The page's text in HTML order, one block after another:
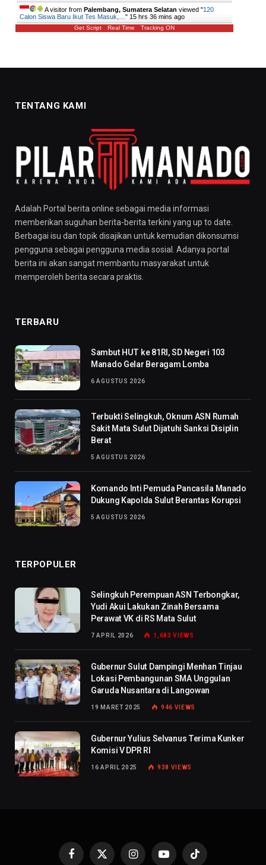
A visitor from Palembang, Sumatera Selatan viewed "120
Calon Siswa Baru Ikut Tes Masuk,… " 15 hrs 36 mins ago
Get Script Real Time Tracking ON
TENTANG KAMI
Adalah Portal berita online sebagai media informasi
memberikan suguhan berita-berita terkini yang up to date.
Berbagai isu dan topik disajikan untuk kemudian dikonsumsi
pengguna sebagai pengguna media sosial. Adanya portal
berita ini akan sangat membantu masyarakat untuk
memperoleh berita secara praktis.
TERBARU
Sambut HUT ke 81RI, SD Negeri 103
Manado Gelar Beragam Lomba
6 AGUSTUS 2026
Terbukti Selingkuh, Oknum ASN Rumah
Sakit Mata Sulut Dijatuhi Sanksi Disiplin
Berat
5 AGUSTUS 2026
Komando Inti Pemuda Pancasila Manado
Dukung Kapolda Sulut Berantas Korupsi
5 AGUSTUS 2026
TERPOPULER
Selingkuh Perempuan ASN Terbongkar,
Yudi Akui Lakukan Zinah Bersama
Perawat VK di RS Mata Sulut
7 APRIL 2026 1,683VIEWS
Gubernur Sulut Dampingi Menhan Tinjau
Lokasi Pembangunan SMA Unggulan
Garuda Nusantara di Langowan
19 MARET 2025 946 VIEWS
Gubernur Yulius Selvanus Terima Kunker
Komisi V DPR RI
16 APRIL 2025 938 VIEWS
Facebook
X InstagramYouTubeTikTok